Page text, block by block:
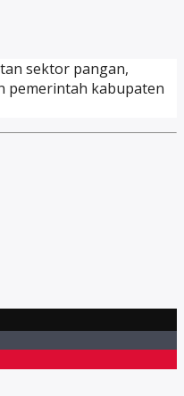
sektor pangan,
pemerintah kabupaten